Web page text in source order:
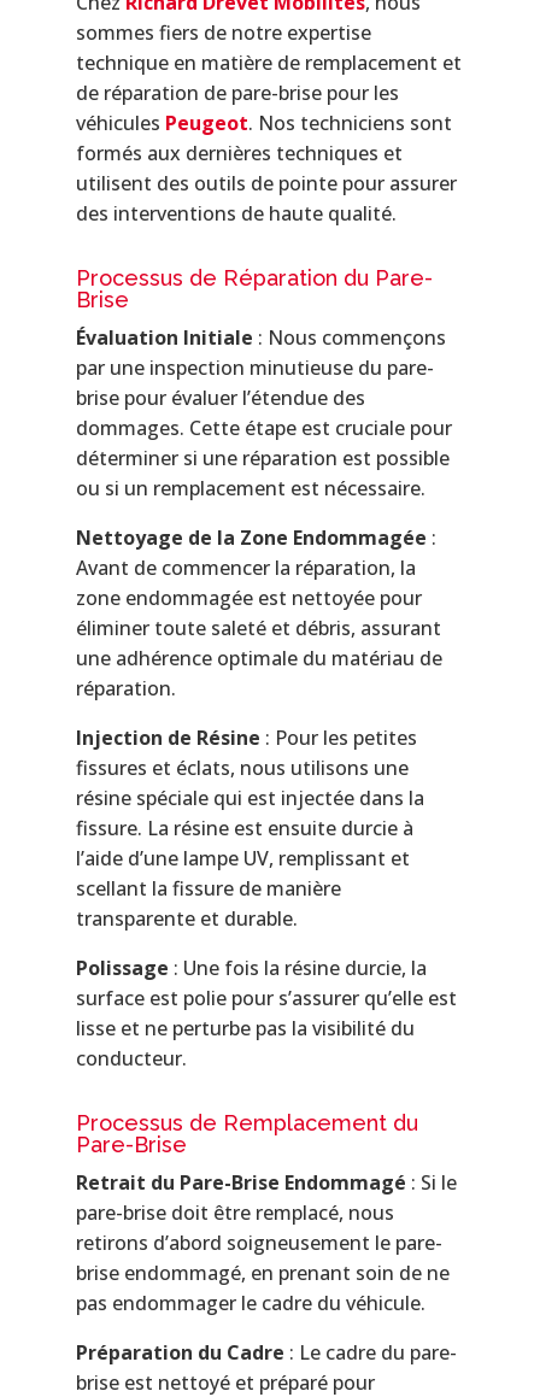
sommes fiers de notre expertise
technique en matière de remplacement et
de réparation de pare-brise pour les
véhicules Peugeot. Nos techniciens sont
formés aux dernières techniques et
utilisent des outils de pointe pour assurer
des interventions de haute qualité.
Processus de Réparation du Pare-
Brise
Évaluation Initiale : Nous commençons
par une inspection minutieuse du pare-
brise pour évaluer l’étendue des
dommages. Cette étape est cruciale pour
déterminer si une réparation est possible
ou si un remplacement est nécessaire.
Nettoyage de la Zone Endommagée :
Avant de commencer la réparation, la
zone endommagée est nettoyée pour
éliminer toute saleté et débris, assurant
une adhérence optimale du matériau de
réparation.
Injection de Résine : Pour les petites
fissures et éclats, nous utilisons une
résine spéciale qui est injectée dans la
fissure. La résine est ensuite durcie à
l’aide d’une lampe UV, remplissant et
scellant la fissure de manière
transparente et durable.
Polissage : Une fois la résine durcie, la
surface est polie pour s’assurer qu’elle est
lisse et ne perturbe pas la visibilité du
conducteur.
Processus de Remplacement du
Pare-Brise
Retrait du Pare-Brise Endommagé : Si le
pare-brise doit être remplacé, nous
retirons d’abord soigneusement le pare-
brise endommagé, en prenant soin de ne
pas endommager le cadre du véhicule.
Préparation du Cadre : Le cadre du pare-
brise est nettoyé et préparé pour